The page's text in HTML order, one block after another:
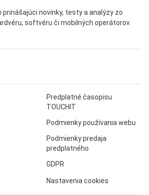
prinášajúci novinky, testy a analýzy zo
softvéru či mobilných operátorov.
Predplatné časopisu
TOUCHIT
Podmienky používania webu
Podmienky predaja
predplatného
GDPR
Nastavenia cookies